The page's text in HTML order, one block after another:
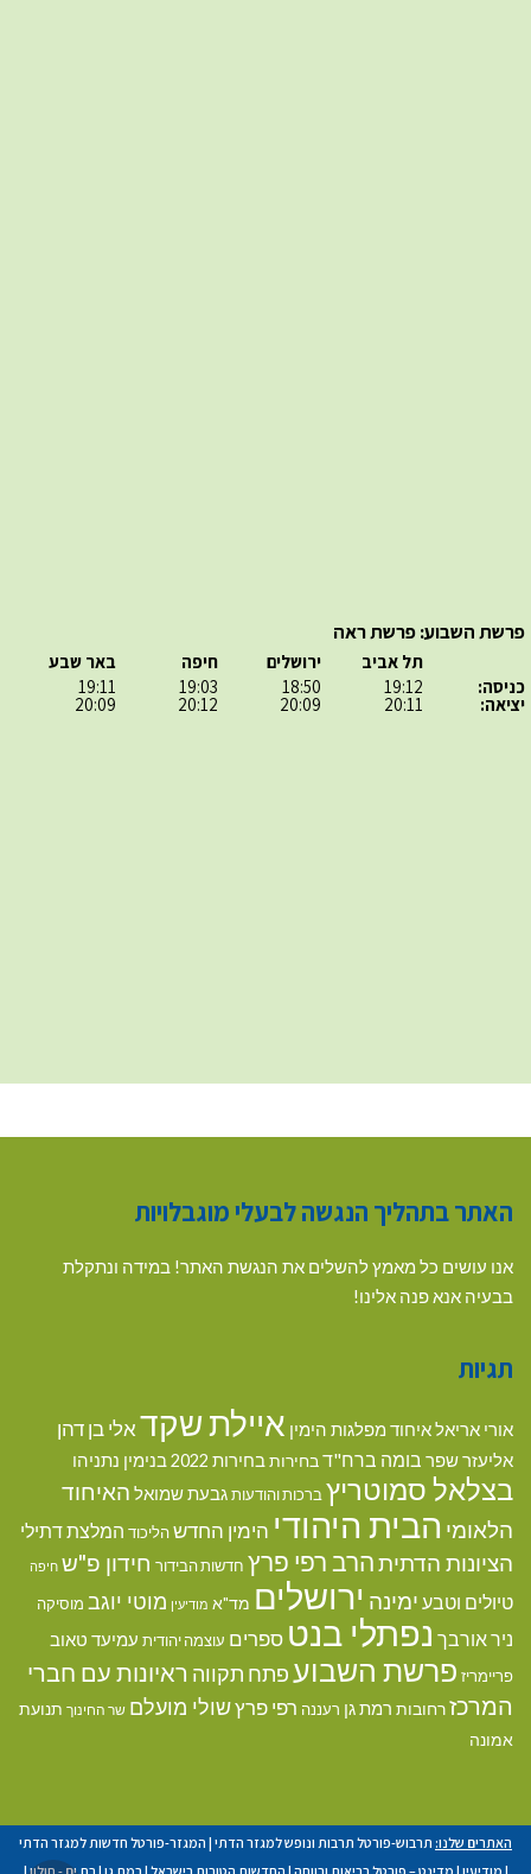
פרשת השבוע: פרשת ראה
כניסה:
יציאה:
תל אביב
19:12
20:11
ירושלים
18:50
20:09
חיפה
19:03
20:12
באר שבע
19:11
20:09
האתר בתהליך הנגשה לבעלי מוגבלויות
אנו עושים כל מאמץ להשלים את הנגשת האתר! במידה ונתקלת
בבעיה אנא פנה אלינו!
תגיות
אורי אריאלאיחוד מפלגות הימין איילת שקדאלי בן דהן
אליעזר שפר בומה ברח"דבחירות בחירות 2022 בנימין נתניהו
בצלאל סמוטריץ ברכות והודעותגבעת שמואל האיחוד
הלאומי הבית היהודי הימין החדשהליכוד המלצת דתילי
הציונות הדתיתהרב רפי פרץ חדשות הבידור חידון פ"ש חיפה
טיולים וטבע ימינה ירושלים מד"א מודיעין מוטי יוגב מוסיקה
ניר אורבך נפתלי בנט ספרים עוצמה יהודית עמיעד טאוב
פריימריז פרשת השבועפתח תקווה ראיונות עם חברי
המרכזרחובות רמת גן רעננה רפי פרץשולי מועלם שר החינוך תנועת
אמונה
האתרים שלנו: תרבוש-פורטל תרבות ונופש למגזר הדתי | המגזר-פורטל חדשות למגזר הדתי